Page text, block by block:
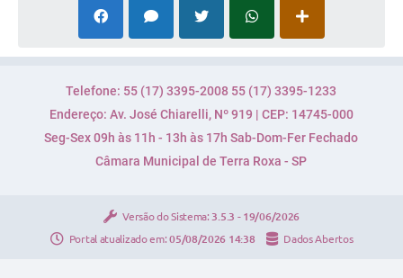
Telefone: 55 (17) 3395-2008 55 (17) 3395-1233
Endereço: Av. José Chiarelli, Nº 919 | CEP: 14745-000
Seg-Sex 09h às 11h - 13h às 17h Sab-Dom-Fer Fechado
Câmara Municipal de Terra Roxa - SP
Versão do Sistema: 3.5.3 - 19/06/2026
Portal atualizado em:05/08/2026 14:38 Dados Abertos